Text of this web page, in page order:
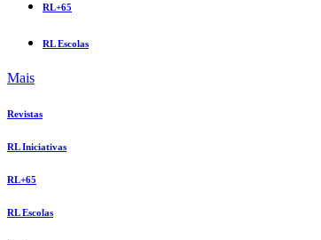
RL+65
RL Escolas
Mais
Revistas
RL Iniciativas
RL+65
RL Escolas